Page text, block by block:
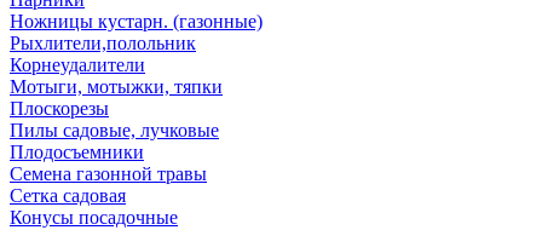
Ножницы кустарн. (газонные)
Рыхлители,полольник
Корнеудалители
Мотыги, мотыжки, тяпки
Плоскорезы
Пилы садовые, лучковые
Плодосъемники
Семена газонной травы
Сетка садовая
Конусы посадочные